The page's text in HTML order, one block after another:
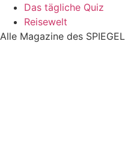
Das tägliche Quiz
Reisewelt
Alle Magazine des SPIEGEL